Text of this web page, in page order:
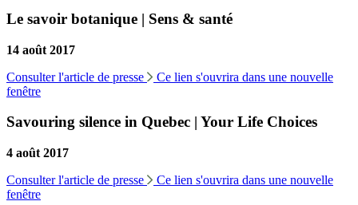
Le savoir botanique | Sens & santé
14 août 2017
Consulter l'article de presse
Ce lien s'ouvrira dans une nouvelle
fenêtre
Savouring silence in Quebec | Your Life Choices
4 août 2017
Consulter l'article de presse
Ce lien s'ouvrira dans une nouvelle
fenêtre